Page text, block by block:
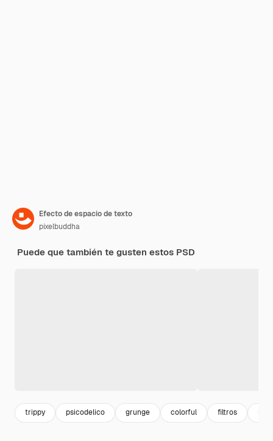
Efecto de espacio de texto
pixelbuddha
Puede que también te gusten estos PSD
trippy psicodelico grunge colorful filtros